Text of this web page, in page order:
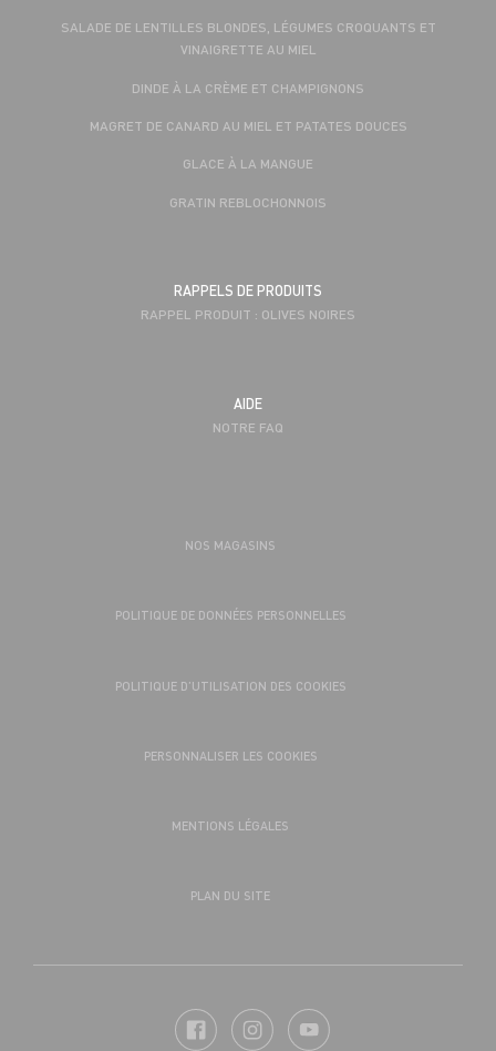
SALADE DE LENTILLES BLONDES, LÉGUMES CROQUANTS ET
VINAIGRETTE AU MIEL
DINDE À LA CRÈME ET CHAMPIGNONS
MAGRET DE CANARD AU MIEL ET PATATES DOUCES
GLACE À LA MANGUE
GRATIN REBLOCHONNOIS
RAPPELS DE PRODUITS
RAPPEL PRODUIT : OLIVES NOIRES
AIDE
NOTRE FAQ
NOS MAGASINS
POLITIQUE DE DONNÉES PERSONNELLES
POLITIQUE D’UTILISATION DES COOKIES
PERSONNALISER LES COOKIES
MENTIONS LÉGALES
PLAN DU SITE